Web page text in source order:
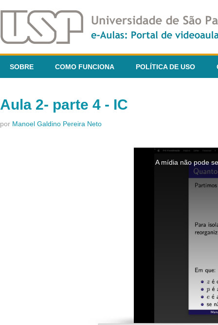
SOBRE COMO FUNCIONA POLÍTICA DE USO
Aula 2- parte 4 - IC
por Manoel Galdino Pereira Neto
A mídia não pode